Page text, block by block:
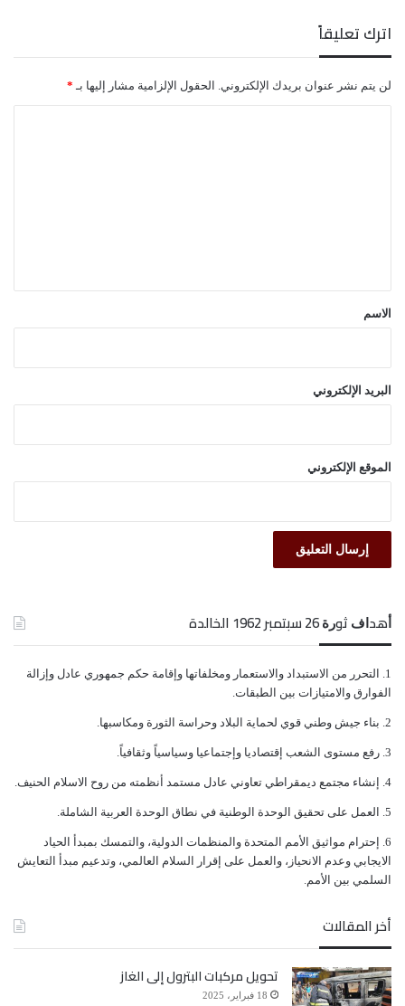
اترك تعليقاً
لن يتم نشر عنوان بريدك الإلكتروني. الحقول الإلزامية مشار إليها بـ *
*الاسم
البريد الإلكتروني
الموقع الإلكتروني
ﺃﻫﺪﺍﻑ ﺛﻮﺭﺓ 26 ﺳﺒﺘﻤﺒﺮ 1962 الخالدة
ﺍﻟﺘﺤﺮﺭ ﻣﻦ ﺍﻻﺳﺘﺒﺪﺍﺩ ﻭﺍﻻﺳﺘﻌﻤﺎﺭ ﻭﻣﺨﻠﻔﺎﺗﻬﺎ ﻭﺇﻗﺎﻣﺔ ﺣﻜﻢ ﺟﻤﻬﻮﺭﻱ ﻋﺎﺩﻝ ﻭﺇﺯﺍﻟﺔ
ﺍﻟﻔﻮﺍﺭﻕ ﻭﺍﻻﻣﺘﻴﺎﺯﺍﺕ ﺑﻴﻦ ﺍﻟﻄﺒﻘﺎﺕ.
ﺑﻨﺎﺀ ﺟﻴﺶ ﻭﻃﻨﻲ ﻗﻮﻱ ﻟﺤﻤﺎﻳﺔ ﺍﻟﺒﻼﺩ ﻭﺣﺮﺍﺳﺔ ﺍﻟﺜﻮﺭﺓ ﻭﻣﻜﺎﺳﺒﻬﺎ.
ﺭﻓﻊ ﻣﺴﺘﻮﻯ ﺍﻟﺸﻌﺐ ﺇﻗﺘﺼﺎﺩﻳﺎ ﻭﺇﺟﺘﻤﺎﻋﻴﺎ ﻭﺳﻴﺎﺳﻴﺎً ﻭﺛﻘﺎﻓﻴﺎً.
ﺇﻧﺸﺎﺀ ﻣﺠﺘﻤﻊ ﺩﻳﻤﻘﺮﺍﻃﻲ ﺗﻌﺎﻭﻧﻲ ﻋﺎﺩﻝ ﻣﺴﺘﻤﺪ ﺃﻧﻈﻤﺘﻪ ﻣﻦ ﺭﻭﺡ ﺍﻻﺳﻼﻡ ﺍﻟﺤﻨﻴﻒ.
ﺍﻟﻌﻤﻞ ﻋﻠﻰ ﺗﺤﻘﻴﻖ ﺍﻟﻮﺣﺪﺓ ﺍﻟﻮﻃﻨﻴﺔ ﻓﻲ ﻧﻄﺎﻕ ﺍﻟﻮﺣﺪﺓ ﺍﻟﻌﺮﺑﻴﺔ ﺍﻟﺸﺎﻣﻠﺔ.
ﺇﺣﺘﺮﺍﻡ ﻣﻮﺍﺛﻴﻖ الأﻣﻢ ﺍﻟﻤﺘﺤﺪﺓ ﻭﺍﻟﻤﻨﻈﻤﺎﺕ ﺍﻟﺪﻭﻟﻴﺔ، ﻭﺍﻟﺘﻤﺴﻚ ﺑﻤﺒﺪﺃ ﺍﻟﺤﻴﺎﺩ
ﺍﻻﻳﺠﺎﺑﻲ ﻭﻋﺪﻡ ﺍﻻﻧﺤﻴﺎﺯ، ﻭﺍﻟﻌﻤﻞ ﻋﻠﻰ ﺇﻗﺮﺍﺭ ﺍﻟﺴﻼﻡ ﺍﻟﻌﺎﻟﻤﻲ، ﻭﺗﺪﻋﻴﻢ ﻣﺒﺪﺃ ﺍﻟﺘﻌﺎﻳﺶ
ﺍﻟﺴﻠﻤﻲ ﺑﻴﻦ ﺍﻷﻣﻢ.
أخر المقالات
تحويل مركبات البترول إلى الغاز
18 فبراير، 2025